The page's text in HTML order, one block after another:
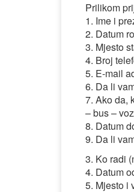
Prilikom
1. Ime i
2. Datum
3. Mjesto
4. Broj
5. E-mail
6. Da li
7. Ako da,
– bus –
8. Datum
9. Da li
3. Ko radi
4. Datum
5. Mjesto i